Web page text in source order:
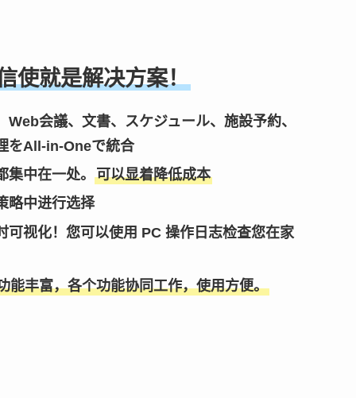
使就是解决方案！
会議、文書、スケジュール、施設予約、
をAll-in-Oneで統合
集中在一处。可以显着降低成本
略中进行选择
可视化！您可以使用 PC 操作日志检查您在家
能丰富，各个功能协同工作，使用方便。